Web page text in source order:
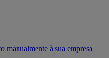
manualmente à sua empresa